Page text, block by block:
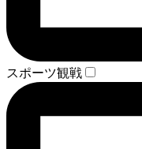
スポーツ観戦